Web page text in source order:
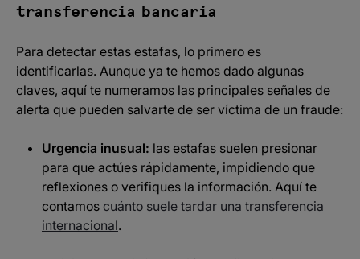
transferencia bancaria
Para detectar estas estafas, lo primero es
identificarlas. Aunque ya te hemos dado algunas
claves, aquí te numeramos las principales señales de
alerta que pueden salvarte de ser víctima de un fraude:
Urgencia inusual: las estafas suelen presionar
para que actúes rápidamente, impidiendo que
reflexiones o verifiques la información.​ Aquí te
contamos cuánto suele tardar una transferencia
internacional.